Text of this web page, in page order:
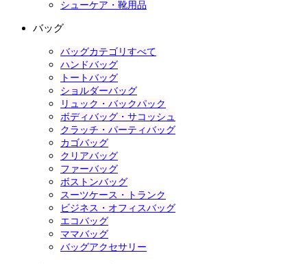
シューケア・靴用品
バッグ
バッグカテゴリすべて
ハンドバッグ
トートバッグ
ショルダーバッグ
リュック・バックパック
ボディバッグ・サコッシュ
クラッチ・パーティバッグ
カゴバッグ
クリアバッグ
ファーバッグ
ボストンバッグ
スーツケース・トランク
ビジネス・オフィスバッグ
エコバッグ
ママバッグ
バッグアクセサリー